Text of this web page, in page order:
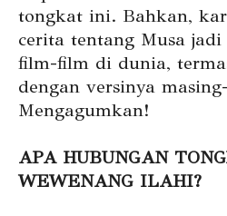
tongkat ini. Bahkan,
cerita tentang Musa
film-film di dunia,
dengan versinya
Mengagumkan!
APA HUBUNGAN
WEWENANG ILAHI?